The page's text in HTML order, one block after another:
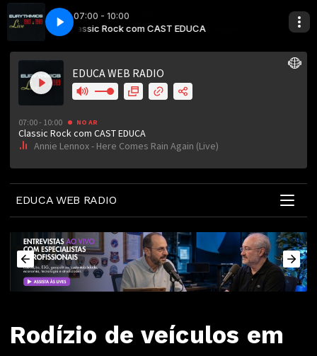
07:00 - 10:00
Classic Rock com CAST EDUCA
(Live) Annie Lennox - Here Comes Rain Again (Live)
EDUCA WEB RADIO
Rodízio de veículos em